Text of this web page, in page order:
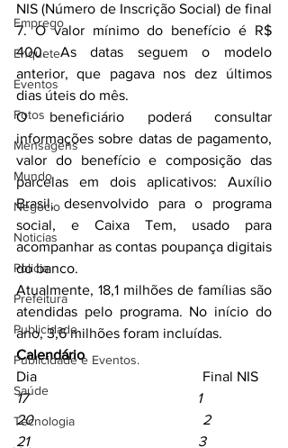
Emprego
Enquete
Eventos
Fotos
Mensagens
Mundo
Negócio
Noticias
Policia
Prefeitura
Publicidade
Publicidade e Eventos.
Saúde
Tecnologia
NIS (Número de Inscrição Social) de final
7. O valor mínimo do benefício é R$
400. As datas seguem o modelo
anterior, que pagava nos dez últimos
dias úteis do mês.
O beneficiário poderá consultar
informações sobre datas de pagamento,
valor do benefício e composição das
parcelas em dois aplicativos: Auxílio
Brasil, desenvolvido para o programa
social, e Caixa Tem, usado para
acompanhar as contas poupança digitais
do banco.
Atualmente, 18,1 milhões de famílias são
atendidas pelo programa. No início do
ano, 3,6 milhões foram incluídas.
Calendário
Dia                                              Final NIS
17                                               1
20                                               2
21                                               3